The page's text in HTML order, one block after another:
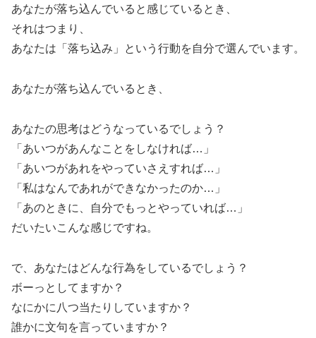
あなたが落ち込んでいると感じているとき、
それはつまり、
あなたは「落ち込み」という行動を自分で選んでいます。
あなたが落ち込んでいるとき、
あなたの思考はどうなっているでしょう？
「あいつがあんなことをしなければ…」
「あいつがあれをやっていさえすれば…」
「私はなんであれができなかったのか…」
「あのときに、自分でもっとやっていれば…」
だいたいこんな感じですね。
で、あなたはどんな行為をしているでしょう？
ボーっとしてますか？
なにかに八つ当たりしていますか？
誰かに文句を言っていますか？